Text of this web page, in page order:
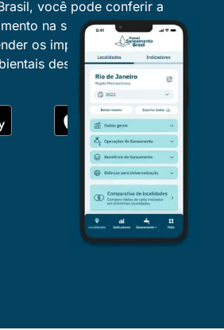
você pode conferir a
na sua cidade, comparar
os impactos sociais,
desse serviço essencial.